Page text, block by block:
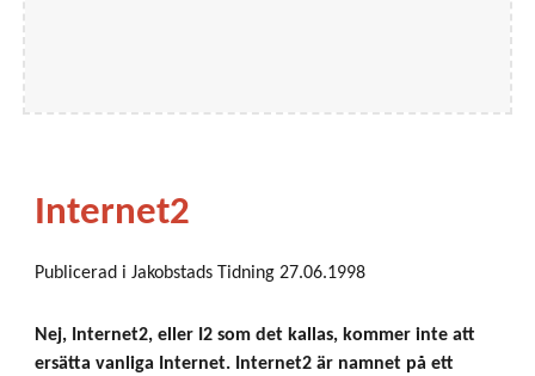
Internet2
Publicerad i Jakobstads Tidning 27.06.1998
Nej, Internet2, eller I2 som det kallas, kommer inte att
ersätta vanliga Internet. Internet2 är namnet på ett